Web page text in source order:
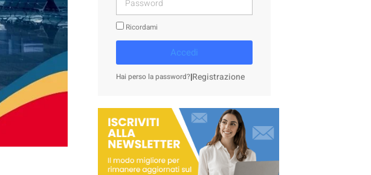
Ricordami
Accedi
Hai perso la password?|Registrazione